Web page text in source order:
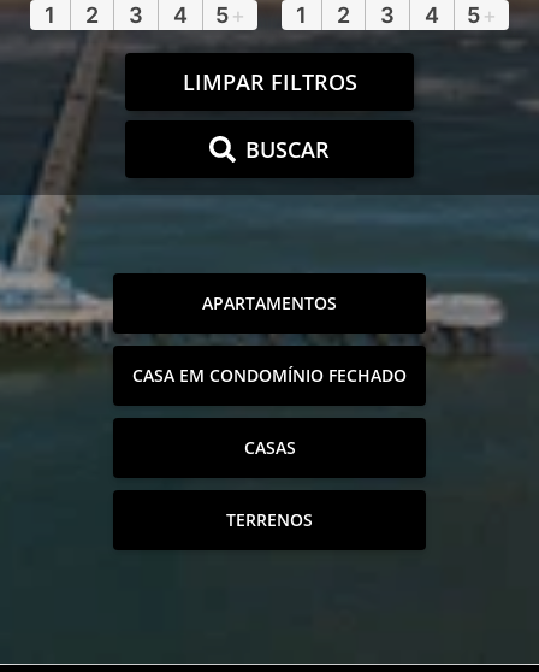
1 2 3 4 5+ 1 2 3 4 5+
LIMPAR FILTROS
BUSCAR
APARTAMENTOS
CASA EM CONDOMÍNIO FECHADO
CASAS
TERRENOS